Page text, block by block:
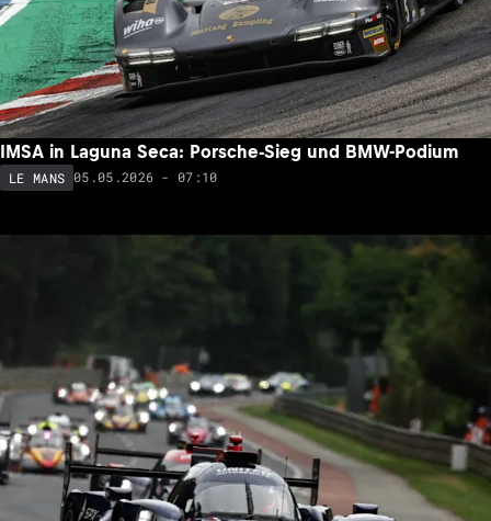
IMSA in Laguna Seca: Porsche-Sieg und BMW-Podium
LE MANS 05.05.2026 - 07:10